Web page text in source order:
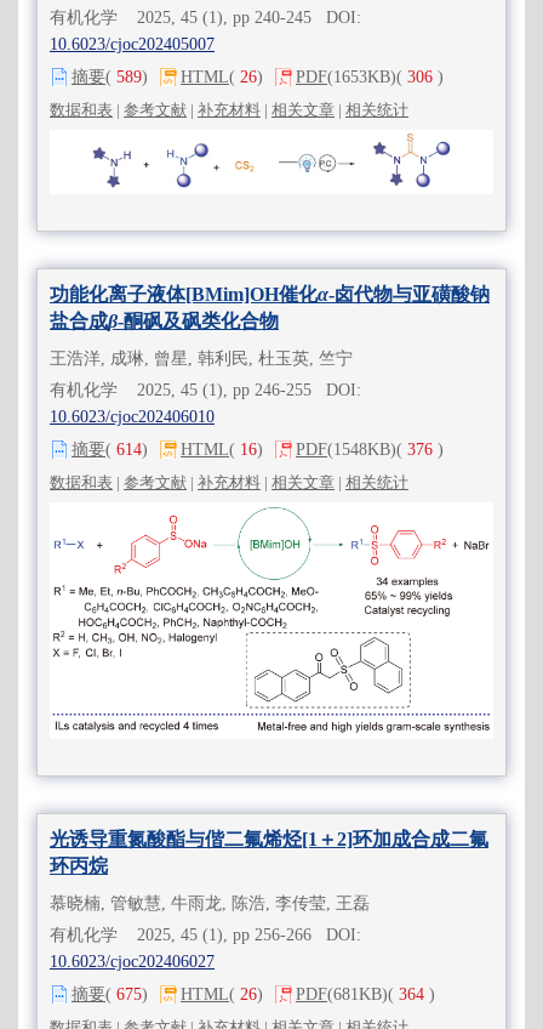
有机化学 2025, 45 (1), pp 240-245 DOI:
10.6023/cjoc202405007
摘要( 589) HTML( 26) PDF(1653KB)( 306 )
数据和表 | 参考文献 | 补充材料 | 相关文章 | 相关统计
功能化离子液体[BMim]OH催化α-卤代物与亚磺酸钠
盐合成β-酮砜及砜类化合物
王浩洋, 成琳, 曾星, 韩利民, 杜玉英, 竺宁
有机化学 2025, 45 (1), pp 246-255 DOI:
10.6023/cjoc202406010
摘要( 614) HTML( 16) PDF(1548KB)( 376 )
数据和表 | 参考文献 | 补充材料 | 相关文章 | 相关统计
光诱导重氮酸酯与偕二氟烯烃[1＋2]环加成合成二氟
环丙烷
慕晓楠, 管敏慧, 牛雨龙, 陈浩, 李传莹, 王磊
有机化学 2025, 45 (1), pp 256-266 DOI:
10.6023/cjoc202406027
摘要( 675) HTML( 26) PDF(681KB)( 364 )